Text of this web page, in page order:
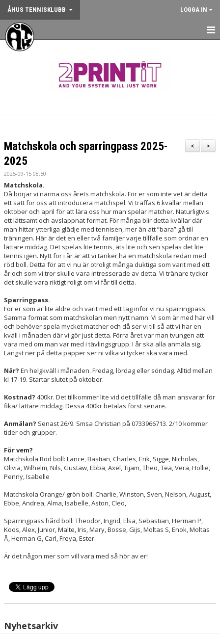
ÅHUS TENNISKLUBB LOGGA IN
HEM
ANMÄLAN AKTIVITET
KALENDER
GYM
KÖP KLUBBKLÄDER
ÅTK TRÄNINGSVERKSAMHET
>
<
Matchskola och sparringpass 2025-
2025
2025-09-15 08:50
Matchskola.
Då börjar vi närma oss årets matchskola. För er som inte vet är detta
ett sätt för oss att introducera matchspel. Vi träffas 6 kvällar mellan
oktober och april för att lära oss hur man spelar matcher. Naturligtvis
ett lättsamt och avslappnat format. För många blir detta kvällar där
man hittar ytterliga glädje med tennisen, mer än att ”bara” gå till
träningen. Här är det en eller två familjer varje tillfälle som ordnar en
lättare middag. Det spelas lite tennis, äts lite och sen spelas det lite
tennis igen. Nytt för i år är att vi tänker ha en matchskola redan med
röd boll. Detta för att vi nu är otroligt många duktiga som varit med ett
år och som vi tror skulle vara intresserade av detta. Vi tränare tycker
det skulle vara riktigt roligt om vi får till detta.
Sparringpass.
För er som är lite äldre och varit med ett tag inför vi nu sparringpass.
Samma format som matchskolan men nytt namn. Vi som är med här vill
och behöver spela mycket matcher och då ser vi till så att vi har en
kväll i månaden där vi gör just detta. Förra året var man tvungen att
vara med om man var med i tävlingsgrupp. I år ska alla anmäla sig.
Längst ner på detta papper ser ni vilka vi tycker ska vara med.
När? En helgkväll i månaden. Fredag, lördag eller söndag. Alltid mellan
kl 17-19. Startar slutet på oktober.
Kostnad? 400kr. Det tillkommer lite vid det tillfälle då man ansvarar för
fika/ lättare middag. Dessa 400kr betalas först senare.
Anmälan? Senast 26/9. Smsa Christian på 0733966713. 2/10 kommer
tider och grupper.
För vem?
Matchskola Röd boll: Lance, Bastian, Charles, Erik, Sigge, Nicholas,
Olivia, Wilhelm, Nils, Gustaw, Ebba, Axel, Tijam, Theo, Tea, Vera, Hollie,
Penny, Isabelle
Matchskola Orange/ grön boll: Charlie, Winston, Sven, Nelson, August,
Ebbe, Andrea, Alma, Isabelle, Aston, Cleo,
Sparringpass hård boll: Theodor, Ingrid, Elsa, Sebastian, Herman P,
Koos, Alex, Junior, Malte, Iris, Mary, Bosse, Gijs, Moltas S, Enok, Moltas
Å, Herman G, Carl, Freya, Ester.
Är det någon mer som vill vara med så hör av er!
Nyhetsarkiv